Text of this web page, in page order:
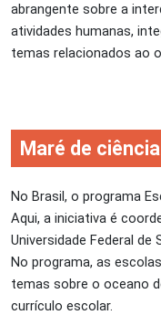
abrangente sobre a
atividades humanas,
temas relacionados ao
Maré de ciência
No Brasil, o programa
Aqui, a iniciativa é
Universidade Federal de
No programa, as
temas sobre o oceano
currículo escolar.